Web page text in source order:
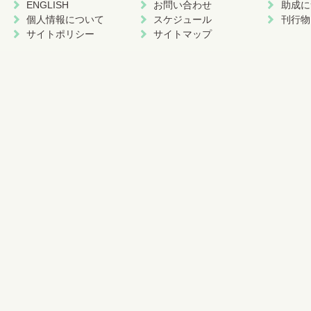
ENGLISH お問い合わせ
助成
個人情報について
スケジュール
刊行物
サイトポリシー
サイトマップ